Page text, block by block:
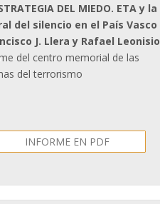
DEL MIEDO. ETA y la
del silencio en el País Vasco
J. Llera y Rafael Leonisio
del centro memorial de las
del terrorismo
INFORME EN PDF